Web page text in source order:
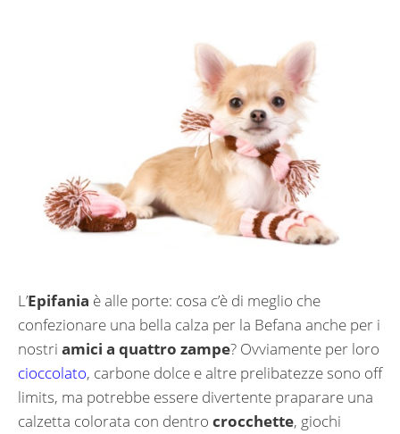
L’Epifania è alle porte: cosa c’è di meglio che
confezionare una bella calza per la Befana anche per i
nostri amici a quattro zampe? Ovviamente per loro
cioccolato, carbone dolce e altre prelibatezze sono off
limits, ma potrebbe essere divertente praparare una
calzetta colorata con dentro crocchette, giochi